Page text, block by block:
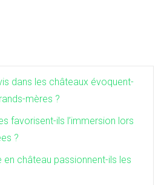
dans les châteaux évoquent-
mères ?
favorisent-ils l’immersion lors
?
en château passionnent-ils les